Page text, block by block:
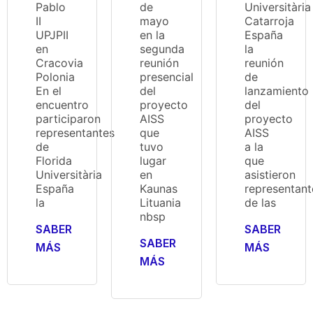
Pablo
II
UPJPII
en
Cracovia
Polonia
En el
encuentro
participaron
representantes
de
Florida
Universitària
España
la
SABER
MÁS
de
mayo
en la
segunda
reunión
presencial
del
proyecto
AISS
que
tuvo
lugar
en
Kaunas
Lituania
nbsp
SABER
MÁS
Universitària
Catarroja
España
la
reunión
de
lanzamiento
del
proyecto
AISS
a la
que
asistieron
de las
SABER
MÁS